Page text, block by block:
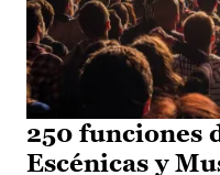
250 funciones
Escénicas y